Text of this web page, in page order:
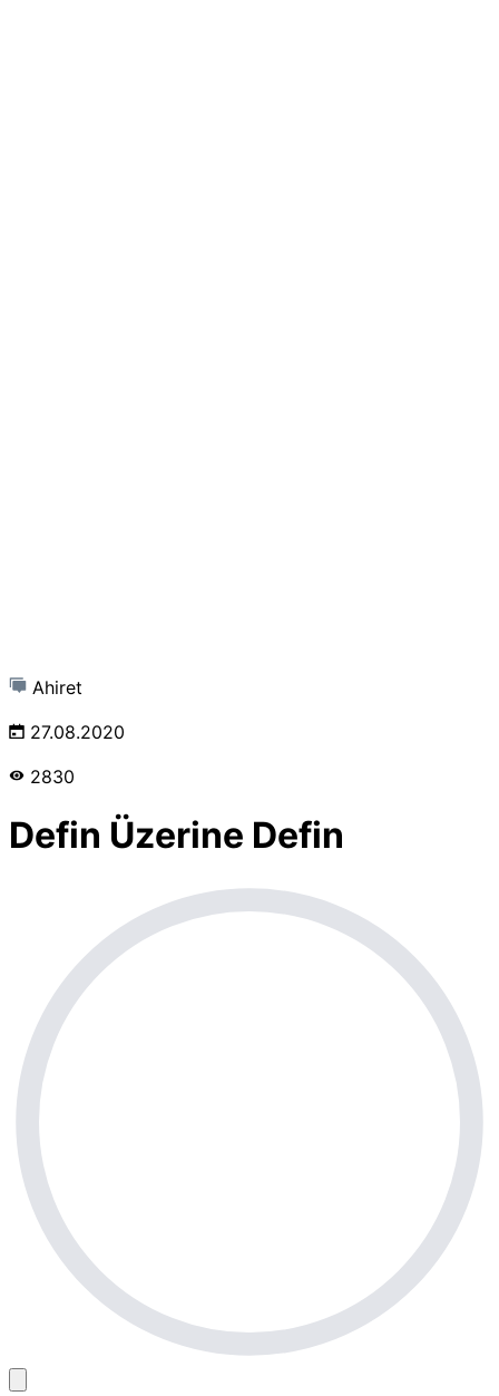
Ahiret
27.08.2020
2830
Defin Üzerine Defin